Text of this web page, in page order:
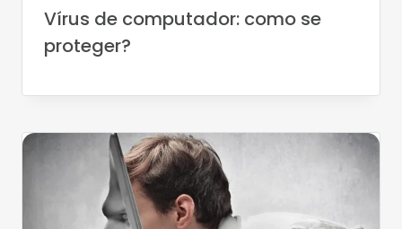
Vírus de computador: como se
proteger?